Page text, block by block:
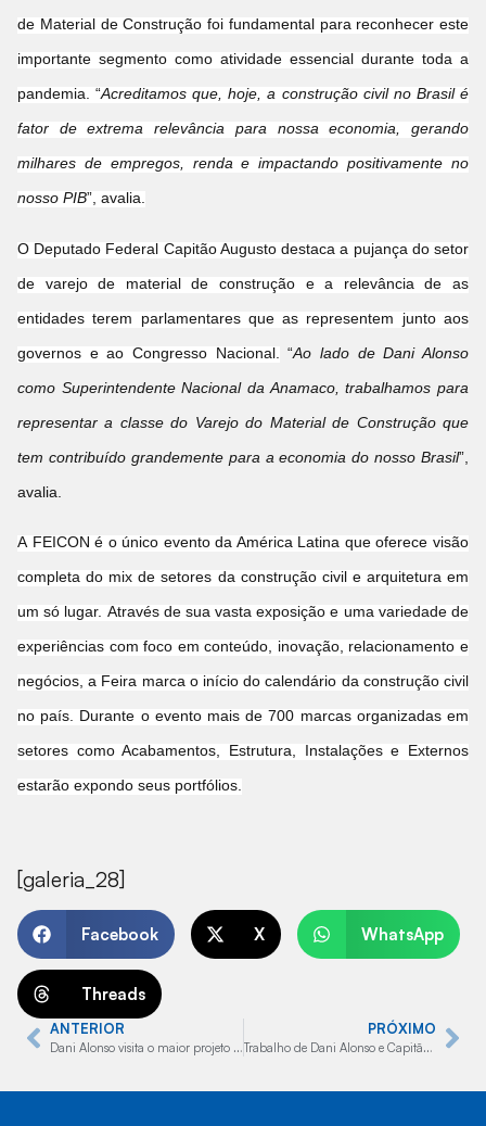
de Material de Construção foi fundamental para reconhecer este
importante segmento como atividade essencial durante toda a
pandemia. “Acreditamos que, hoje, a construção civil no Brasil é
fator de extrema relevância para nossa economia, gerando
milhares de empregos, renda e impactando positivamente no
nosso PIB”, avalia.
O Deputado Federal Capitão Augusto destaca a pujança do setor
de varejo de material de construção e a relevância de as
entidades terem parlamentares que as representem junto aos
governos e ao Congresso Nacional.
“Ao lado de Dani Alonso
como Superintendente Nacional da Anamaco, trabalhamos para
representar a classe do Varejo do Material de Construção que
tem contribuído grandemente para a economia do nosso Brasil”,
avalia.
A FEICON é o único evento da América Latina que oferece visão
completa do mix de setores da construção civil e arquitetura em
um só lugar. Através de sua vasta exposição e uma variedade de
experiências com foco em conteúdo, inovação, relacionamento e
negócios, a Feira marca o início do calendário da construção civil
no país. Durante o evento mais de 700 marcas organizadas em
setores como Acabamentos, Estrutura, Instalações e Externos
estarão expondo seus portfólios.
[galeria_28]
Facebook X WhatsApp
Threads
ANTERIOR
Dani Alonso visita o maior projeto de construção civil privado de Minas Gerais
PRÓXIMO
Trabalho de Dani Alonso e Capitão Augusto destina cerca de R$ 2 mi em recursos à Santa Casa de Marília